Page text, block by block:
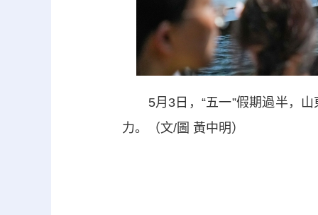
5月3日，“五一”假期過半，山
力。（文/圖 黃中明）